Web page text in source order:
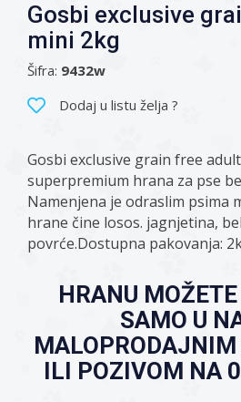
Gosbi exclusive
mini 2kg
Šifra: 9432w
Dodaj u listu želja ?
Gosbi exclusive grain free
superpremium hrana za pse
Namenjena je odraslim psima
hrane čine losos. jagnjetina,
povrće.Dostupna pakovanja:
HRANU
SAMO U
ILI POZIVOM NA